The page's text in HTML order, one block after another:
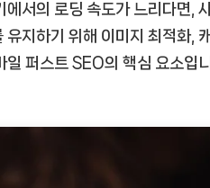
서의 로딩 속도가 느리다면,
지하기 위해 이미지 최적화,
퍼스트 SEO의 핵심 요소입